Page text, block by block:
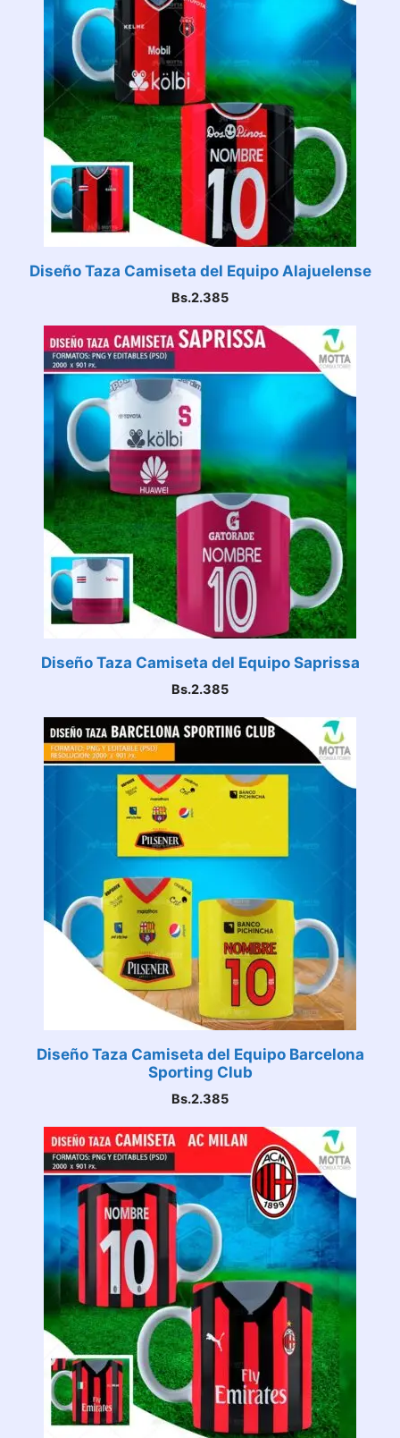
Diseño Taza Camiseta del Equipo Alajuelense
Bs.2.385
Diseño Taza Camiseta del Equipo Saprissa
Bs.2.385
Diseño Taza Camiseta del Equipo Barcelona
Sporting Club
Bs.2.385